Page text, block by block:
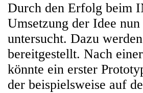
Durch den Erfolg beim
Umsetzung der Idee
untersucht. Dazu
bereitgestellt. Nach
könnte ein erster
der beispielsweise auf